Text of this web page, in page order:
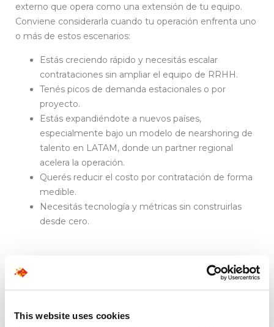
This website uses cookies
externo que opera como una extensión de tu equipo.
Conviene considerarla cuando tu operación enfrenta uno
o más de estos escenarios:
Estás creciendo rápido y necesitás escalar
contrataciones sin ampliar el equipo de RRHH.
Tenés picos de demanda estacionales o por
proyecto.
Estás expandiéndote a nuevos países,
especialmente bajo un modelo de nearshoring de
talento en LATAM, donde un partner regional
acelera la operación.
Querés reducir el costo por contratación de forma
medible.
Necesitás tecnología y métricas sin construirlas
desde cero.
Cómo elegir un partner